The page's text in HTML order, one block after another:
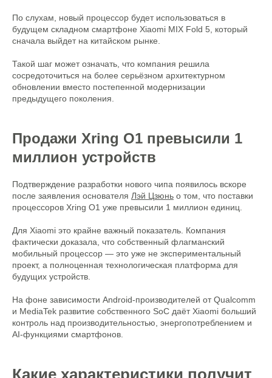
По слухам, новый процессор будет использоваться в
будущем складном смартфоне Xiaomi MIX Fold 5, который
сначала выйдет на китайском рынке.
Такой шаг может означать, что компания решила
сосредоточиться на более серьёзном архитектурном
обновлении вместо постепенной модернизации
предыдущего поколения.
Продажи Xring O1 превысили 1
миллион устройств
Подтверждение разработки нового чипа появилось вскоре
после заявления основателя Лэй Цзюнь о том, что поставки
процессоров Xring O1 уже превысили 1 миллион единиц.
Для Xiaomi это крайне важный показатель. Компания
фактически доказала, что собственный флагманский
мобильный процессор — это уже не экспериментальный
проект, а полноценная технологическая платформа для
будущих устройств.
На фоне зависимости Android-производителей от Qualcomm
и MediaTek развитие собственного SoC даёт Xiaomi больший
контроль над производительностью, энергопотреблением и
AI-функциями смартфонов.
Какие характеристики получит